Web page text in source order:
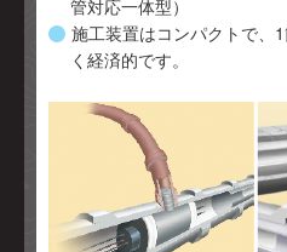
管対応一体型）
施工装置はコンパクトで、
く経済的です。